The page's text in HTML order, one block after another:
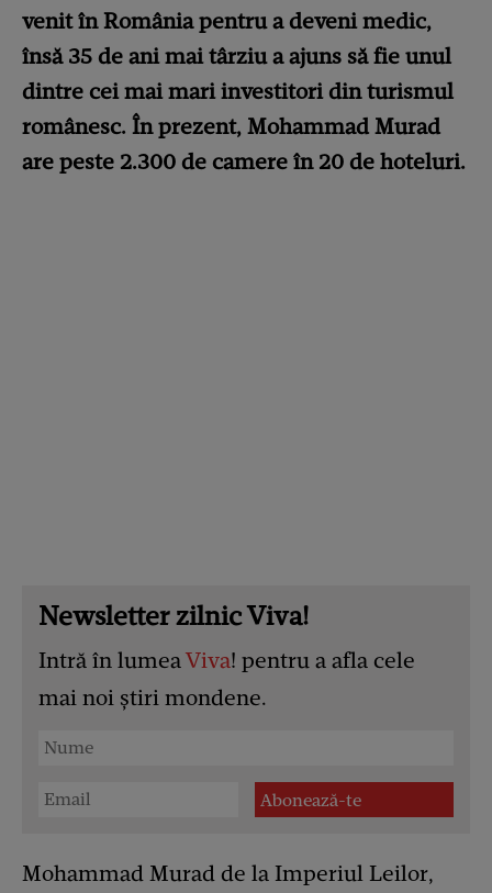
venit în România pentru a deveni medic,
însă 35 de ani mai târziu a ajuns să fie unul
dintre cei mai mari investitori din turismul
românesc. În prezent, Mohammad Murad
are peste 2.300 de camere în 20 de hoteluri.
Newsletter zilnic Viva!
Intră în lumea Viva! pentru a afla cele
mai noi știri mondene.
Mohammad Murad de la Imperiul Leilor,